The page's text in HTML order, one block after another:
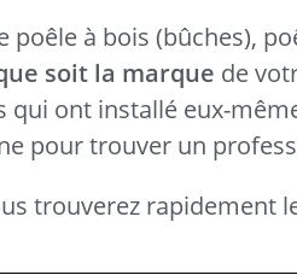
poêle à bois (bûches),
soit la marque de
ont installé eux-
pour trouver un
trouverez rapidement